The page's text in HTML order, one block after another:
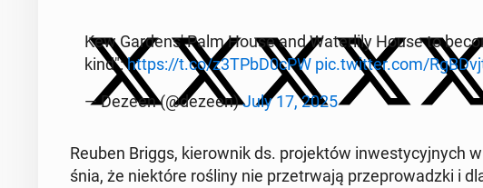
Kew Gar­den­s' Palm House and Wa­ter­li­ly House to
kind":https://t.co/z3TPbD0cPW pic.twitter.com/
— Dezeen (@dezeen)July 17, 2025
Reuben Briggs, kie­row­nik ds. pro­jek­tów in­we­sty­cyj­nych
śnia, że nie­któ­re rośliny nie prze­trwa­ją prze­pro­wadz­ki i